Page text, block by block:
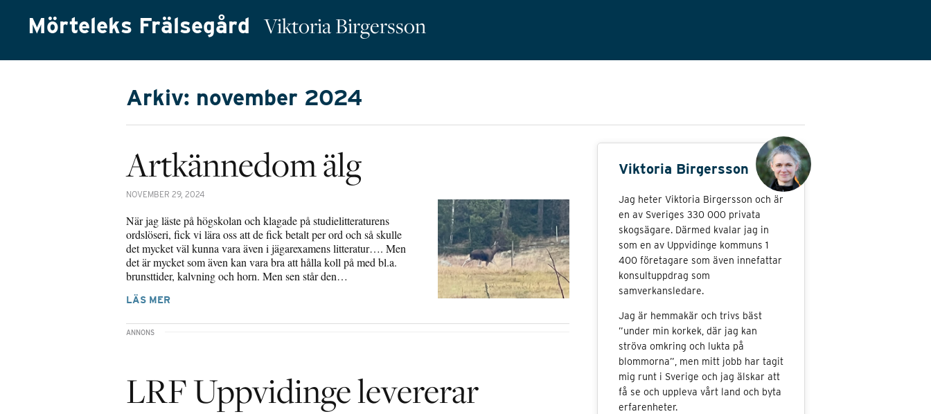
Mörteleks Frälsegård Viktoria Birgersson
Arkiv: november 2024
Artkännedom älg
NOVEMBER 29, 2024
När jag läste på högskolan och klagade på studielitteraturens
ordslöseri, fick vi lära oss att de fick betalt per ord och så skulle
det mycket väl kunna vara även i jägarexamens litteratur…. Men
det är mycket som även kan vara bra att hålla koll på med bl.a.
brunsttider, kalvning och horn. Men sen står den…
LÄS MER
LRF Uppvidinge levererar
Viktoria Birgersson
Jag heter Viktoria Birgersson och är
en av Sveriges 330 000 privata
skogsägare. Därmed kvalar jag in
som en av Uppvidinge kommuns 1
400 företagare som även innefattar
konsultuppdrag som
samverkansledare.
Jag är hemmakär och trivs bäst
”under min korkek, där jag kan
ströva omkring och lukta på
blommorna”, men mitt jobb har tagit
mig runt i Sverige och jag älskar att
få se och uppleva vårt land och byta
erfarenheter.